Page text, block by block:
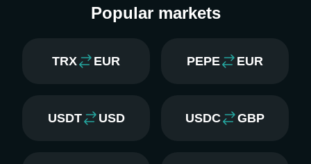
Popular markets
TRX EUR PEPE EUR
USDT USD USDC GBP